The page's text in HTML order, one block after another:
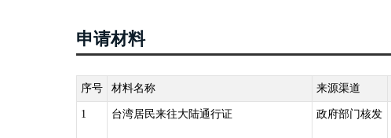
申请材料
序号 材料名称 来源渠道
1 台湾居民来往大陆通行证 政府部门核发